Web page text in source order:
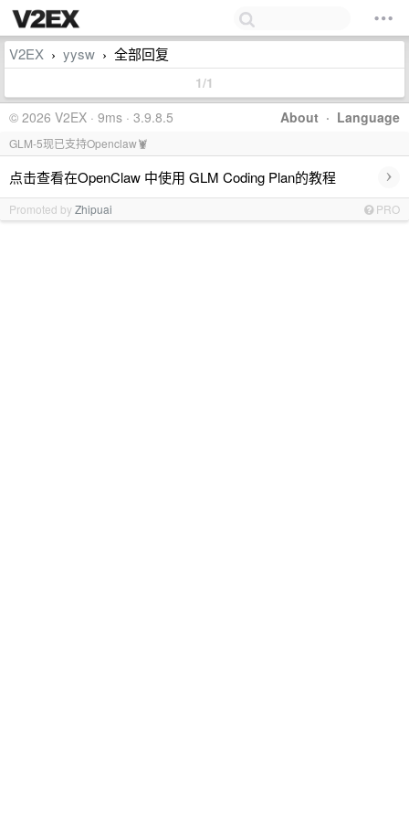
V2EX › yysw › 全部回复
1/1
About · Language
© 2026 V2EX · 9ms · 3.9.8.5
GLM-5现已支持Openclaw🦞
点击查看在OpenClaw 中使用 GLM Coding Plan的教程 ›
Promoted byZhipuai PRO